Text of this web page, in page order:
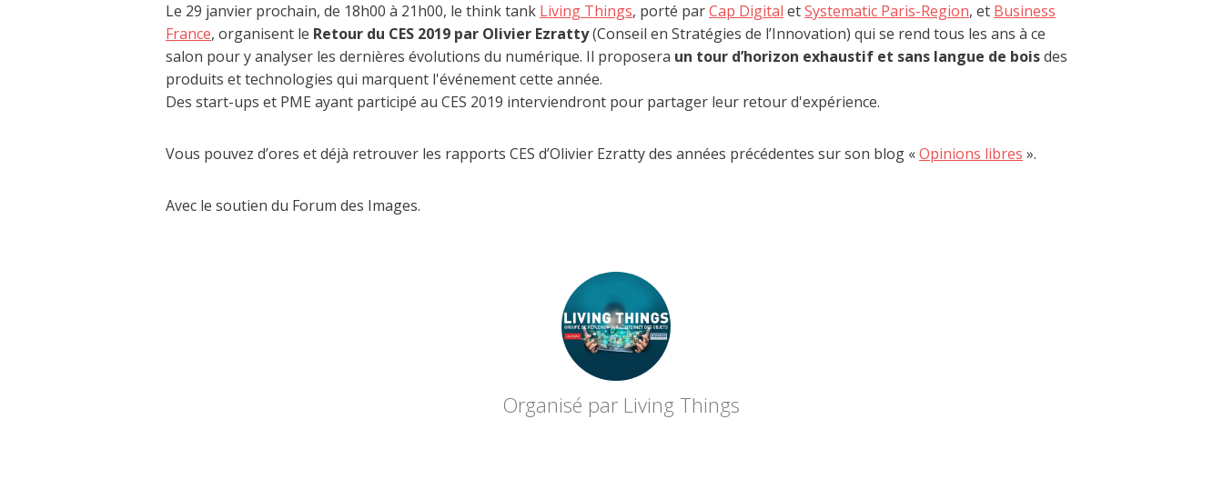
Le 29 janvier prochain, de 18h00 à 21h00, le think tank Living Things, porté parCap Digital etSystematic Paris-Region, et Business
France, organisent le Retour du CES 2019 par Olivier Ezratty(Conseil en Stra­té­gies de l’Innovation) qui se rend tous les ans à ce
salon pour y analyser les dernières évolutions du numérique. Il proposera un tour d’horizon exhaustif et sans langue de boisdes
produits et technologies qui marquent l'événement cette année.
Des start-ups et PME ayant participé au CES 2019 interviendront pour partager leur retour d'expérience.
Vous pouvez d’ores et déjà retrouver les rapports CES d’Olivier Ezratty des années précédentes sur son blog «Opinions libres ».
Avec le soutien du Forum des Images.
Organisé par Living Things